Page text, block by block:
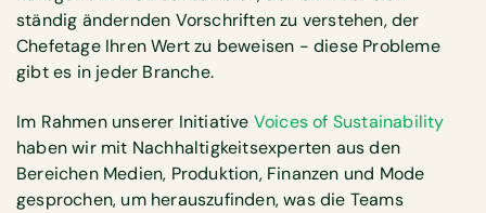
ständig ändernden Vorschriften zu verstehen, der
Chefetage Ihren Wert zu beweisen - diese Probleme
gibt es in jeder Branche.
Im Rahmen unserer Initiative Voices of Sustainability
haben wir mit Nachhaltigkeitsexperten aus den
Bereichen Medien, Produktion, Finanzen und Mode
gesprochen, um herauszufinden, was die Teams